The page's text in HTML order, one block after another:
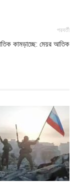
পরবর্তী
কামড়াচ্ছে: মেয়র আতিক